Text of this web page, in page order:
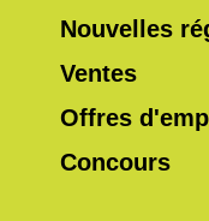
Nouvelles
Ventes
Offres
Concours